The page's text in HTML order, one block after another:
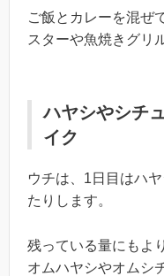
ご飯とカレーを混ぜ
スターや魚焼きグリ
ハヤシやシチ
イク
ウチは、1日目はハ
たりします。
残っている量にもよ
オムハヤシやオムシ